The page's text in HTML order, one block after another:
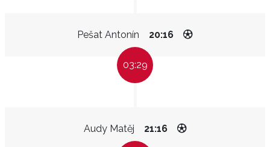
Pešat Antonín 20:16
03:29
Audy Matěj 21:16